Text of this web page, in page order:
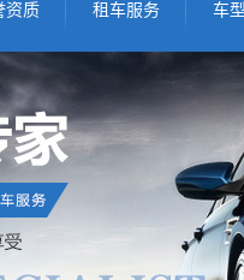
资质 租车服务 车
小
豪
中